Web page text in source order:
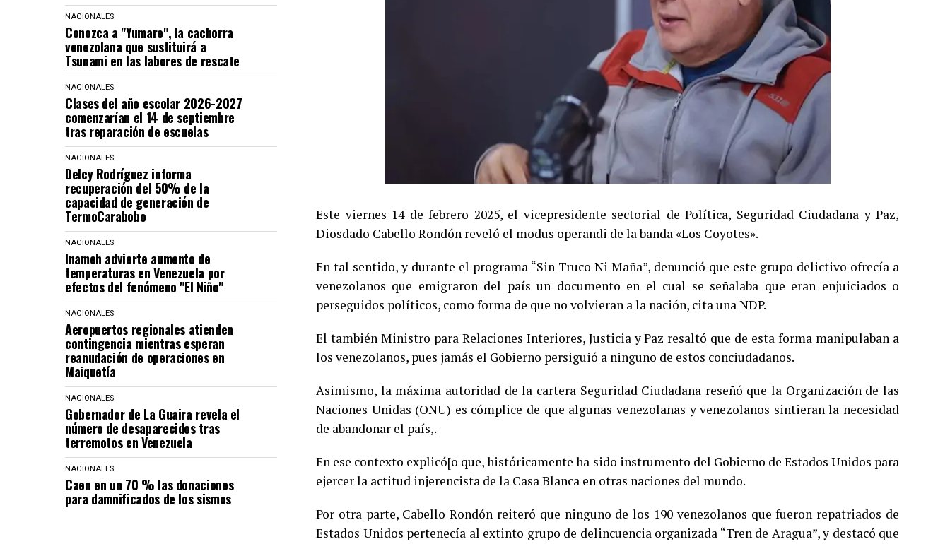
NACIONALES
Conozca a "Yumare", la cachorra
venezolana que sustituirá a
Tsunami en las labores de rescate
NACIONALES
Clases del año escolar 2026-2027
comenzarían el 14 de septiembre
tras reparación de escuelas
NACIONALES
Delcy Rodríguez informa
recuperación del 50% de la
capacidad de generación de
TermoCarabobo
NACIONALES
Inameh advierte aumento de
temperaturas en Venezuela por
efectos del fenómeno "El Niño"
NACIONALES
Aeropuertos regionales atienden
contingencia mientras esperan
reanudación de operaciones en
Maiquetía
NACIONALES
Gobernador de La Guaira revela el
número de desaparecidos tras
terremotos en Venezuela
NACIONALES
Caen en un 70 % las donaciones
para damnificados de los sismos
Este viernes 14 de febrero 2025, el vicepresidente sectorial de Política, Seguridad Ciudadana y Paz,
Diosdado Cabello Rondón reveló el modus operandi de la banda «Los Coyotes».
En tal sentido, y durante el programa “Sin Truco Ni Maña”, denunció que este grupo delictivo ofrecía a
venezolanos que emigraron del país un documento en el cual se señalaba que eran enjuiciados o
perseguidos políticos, como forma de que no volvieran a la nación, cita una NDP.
El también Ministro para Relaciones Interiores, Justicia y Paz resaltó que de esta forma manipulaban a
los venezolanos, pues jamás el Gobierno persiguió a ninguno de estos conciudadanos.
Asimismo, la máxima autoridad de la cartera Seguridad Ciudadana reseñó que la Organización de las
Naciones Unidas (ONU) es cómplice de que algunas venezolanas y venezolanos sintieran la necesidad
de abandonar el país,.
En ese contexto explicó[o que, históricamente ha sido instrumento del Gobierno de Estados Unidos para
ejercer la actitud injerencista de la Casa Blanca en otras naciones del mundo.
Por otra parte, Cabello Rondón reiteró que ninguno de los 190 venezolanos que fueron repatriados de
Estados Unidos pertenecía al extinto grupo de delincuencia organizada “Tren de Aragua”, y destacó que